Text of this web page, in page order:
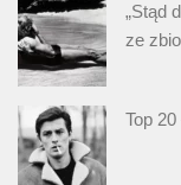
„Stąd
ze
Top